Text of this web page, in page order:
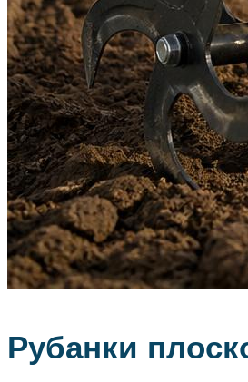
Рубанки